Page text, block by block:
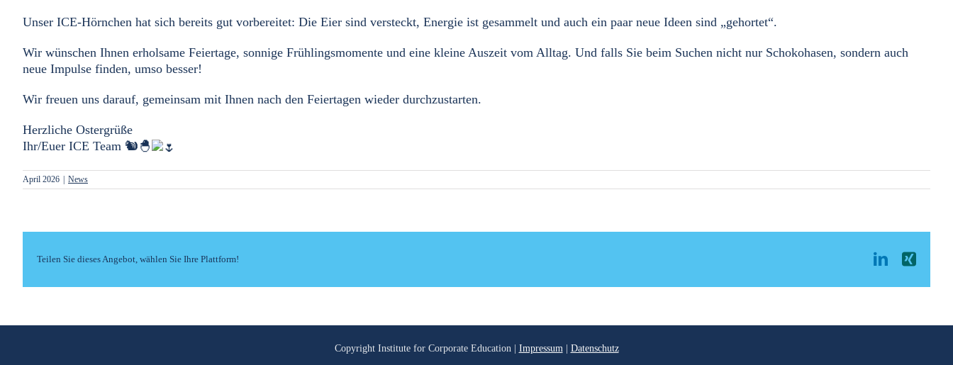
Unser ICE-Hörnchen hat sich bereits gut vorbereitet: Die Eier sind versteckt, Energie ist gesammelt und auch ein paar neue Ideen sind „gehortet“.
Wir wünschen Ihnen erholsame Feiertage, sonnige Frühlingsmomente und eine kleine Auszeit vom Alltag. Und falls Sie beim Suchen nicht nur Schokohasen, sondern auch
neue Impulse finden, umso besser!
Wir freuen uns darauf, gemeinsam mit Ihnen nach den Feiertagen wieder durchzustarten.
Herzliche Ostergrüße
Ihr/Euer ICE Team 🐿️🐣
April 2026 News
Teilen Sie dieses Angebot, wählen Sie Ihre Plattform! LinkedIn
Xing
Copyright Institute for Corporate Education | Impressum| Datenschutz